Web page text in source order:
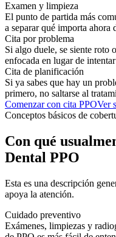
Examen y limpieza
El punto de partida más
a separar qué importa ahora
Cita por problema
Si algo duele, se siente roto
enfocada en lugar de
Cita de planificación
Si ya sabes que hay un
primero, no saltarse al
Comenzar con cita PPOVer
Conceptos básicos de
Con qué
Dental PPO
Esta es una descripción
apoya la atención.
Cuidado preventivo
Exámenes, limpiezas y